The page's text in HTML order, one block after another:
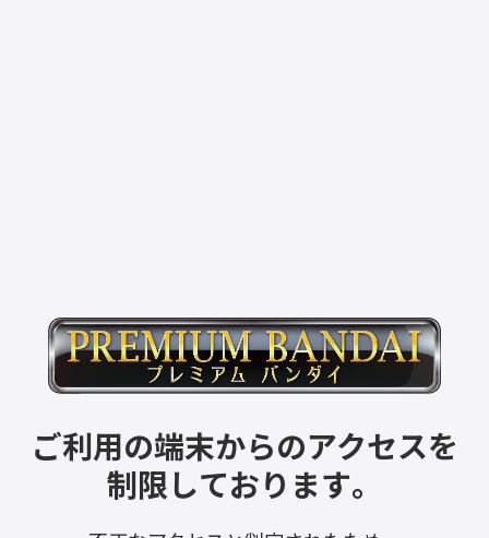
ご利用の端末からのアクセスを
制限しております。